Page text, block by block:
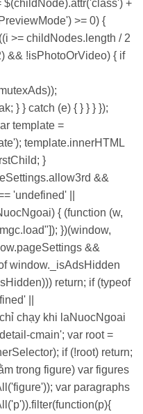
+
>= 0) {
>= childNodes.length / 2
&& !isPhotoOrVideo) { if
} } catch (e) { } } } });
template =
template.innerHTML
}
&&
'undefined' ||
{ (function (w,
})(window,
&&
window._isAdsHidden
return; if (typeof
||
chạy khi laNuocNgoai
cmain'; var root =
if (!root) return;
trong figure) var figures
var paragraphs